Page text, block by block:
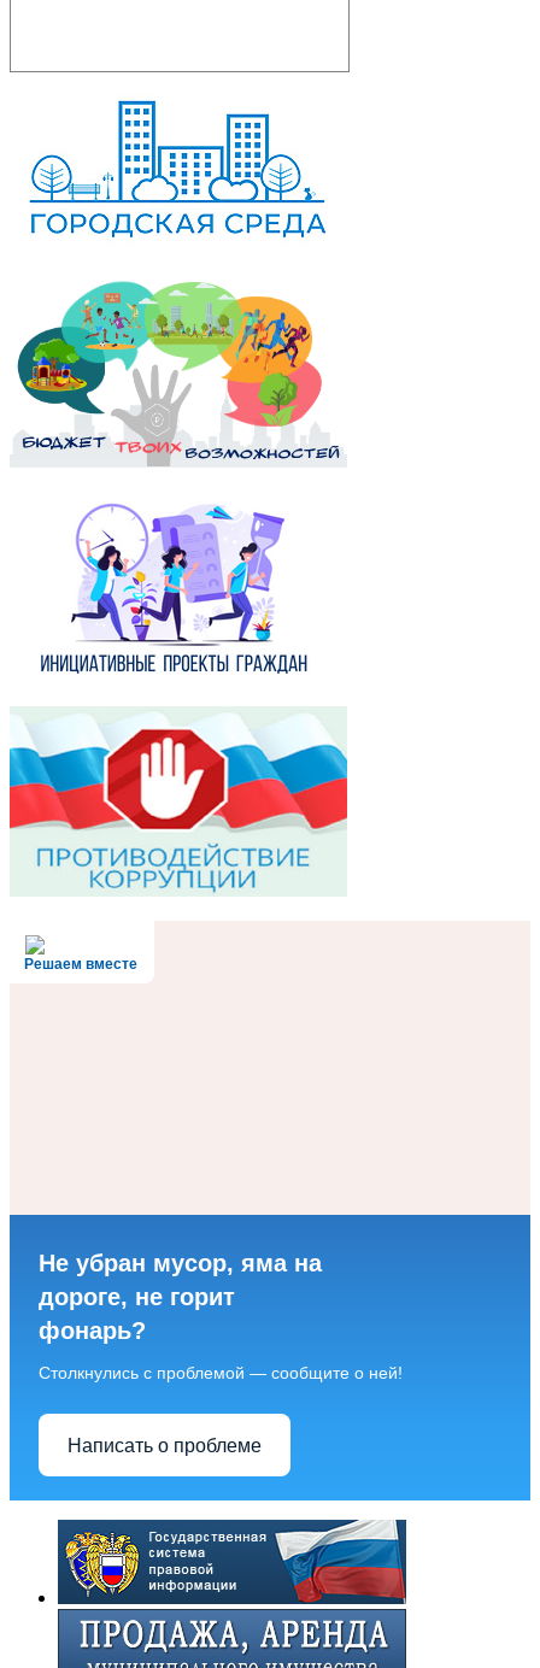
Решаем вместе
Не убран мусор, яма на
дороге, не горит
фонарь?
Столкнулись с проблемой — сообщите о ней!
Написать о проблеме